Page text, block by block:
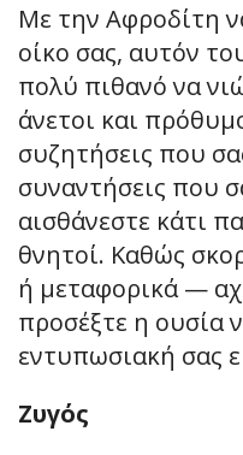
Με την Αφροδίτη
οίκο σας, αυτόν
πολύ πιθανό να
άνετοι και
συζητήσεις που
συναντήσεις που
αισθάνεστε κάτι
θνητοί. Καθώς
ή μεταφορικά —
προσέξτε η ουσία
εντυπωσιακή σας
Ζυγός